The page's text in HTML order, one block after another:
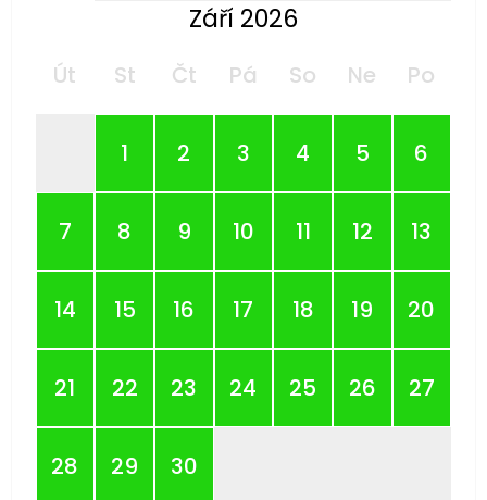
Září 2026
Út St Čt Pá So Ne Po
1 2 3 4 5 6
7 8 9 10 11 12 13
14 15 16 17 18 19 20
21 22 23 24 25 26 27
28 29 30